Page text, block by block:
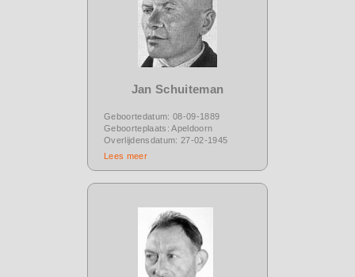
Jan Schuiteman
Geboortedatum: 08-09-1889
Geboorteplaats: Apeldoorn
Overlijdensdatum: 27-02-1945
Lees meer